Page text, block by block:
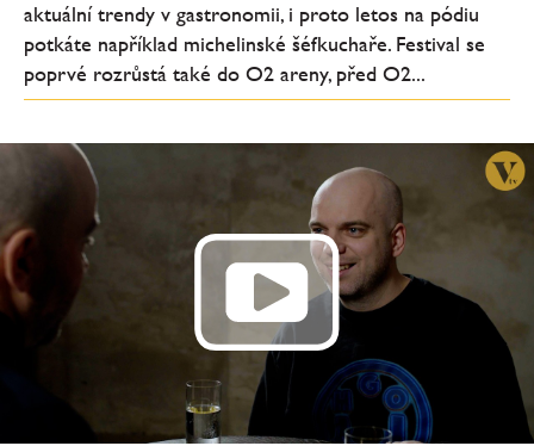
aktuální trendy v gastronomii, i proto letos na pódiu
potkáte například michelinské šéfkuchaře. Festival se
poprvé rozrůstá také do O2 areny, před O2...